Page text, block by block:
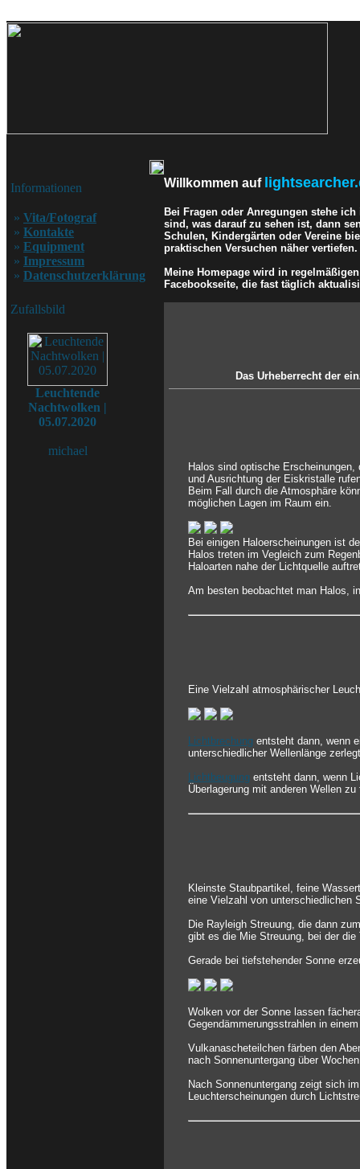
Informationen
» Vita/Fotograf
» Kontakte
» Equipment
» Impressum
» Datenschutzerklärung
Zufallsbild
Leuchtende
Nachtwolken |
05.07.2020
michael
Willkommen auf
Bei Fragen oder Anregungen stehe
sind, was darauf zu sehen ist, dann
Schulen, Kindergärten oder Vereine
praktischen Versuchen näher vertiefen.
Meine Homepage wird in
Facebookseite, die fast täglich
Das Urheberrecht der
Halos sind optische
und Ausrichtung der Eiskristalle
Beim Fall durch die Atmosphäre
möglichen Lagen im Raum ein.
Bei einigen Haloerscheinungen ist
Halos treten im Vegleich zum
Haloarten nahe der Lichtquelle
Am besten beobachtet man Halos,
Eine Vielzahl atmosphärischer
Lichtbrechung entsteht dann, wenn
unterschiedlicher Wellenlänge
Lichtbeugung entsteht dann, wenn
Überlagerung mit anderen Wellen
Kleinste Staubpartikel, feine
eine Vielzahl von unterschiedlichen
Die Rayleigh Streuung, die dann
gibt es die Mie Streuung, bei der
Gerade bei tiefstehender Sonne
Wolken vor der Sonne lassen
Gegendämmerungsstrahlen in
Vulkanascheteilchen färben den
nach Sonnenuntergang über
Nach Sonnenuntergang zeigt sich
Leuchterscheinungen durch